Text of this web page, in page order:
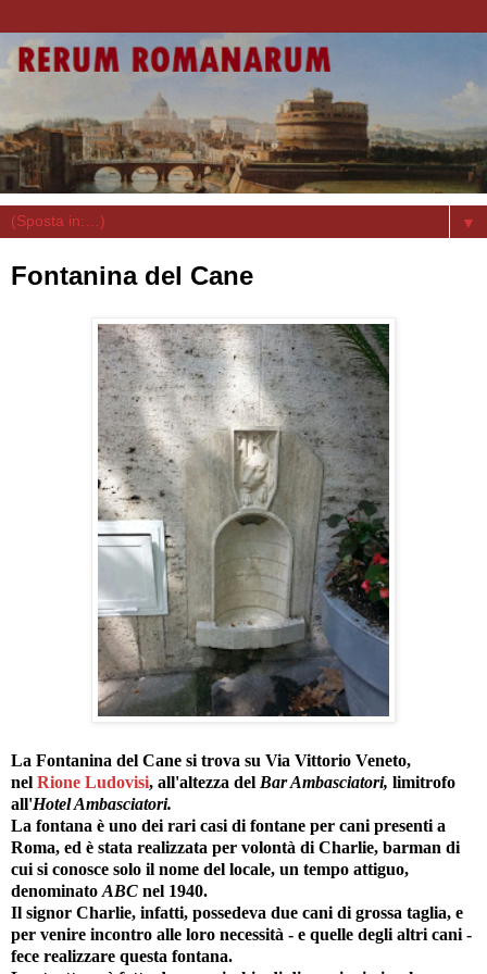
▼
Fontanina del Cane
La Fontanina del Cane si trova su Via Vittorio Veneto,
nel Rione Ludovisi, all'altezza del Bar Ambasciatori, limitrofo
all'Hotel Ambasciatori.
La fontana è uno dei rari casi di fontane per cani presenti a
Roma, ed è stata realizzata per volontà di Charlie, barman di
cui si conosce solo il nome del locale, un tempo attiguo,
denominato ABC nel 1940.
Il signor Charlie, infatti, possedeva due cani di grossa taglia, e
per venire incontro alle loro necessità - e quelle degli altri cani -
fece realizzare questa fontana.